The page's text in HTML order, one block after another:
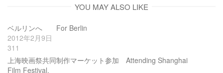
YOU MAY ALSO LIKE
ベルリンへ For Berlin
2012年2月9日
311
上海映画祭共同制作マーケット参加 Attending Shanghai
Film Festival.